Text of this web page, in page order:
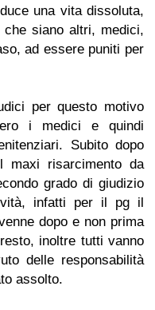
una vita dissoluta,
che siano altri, medici,
ad essere puniti per
per questo motivo
i medici e quindi
Subito dopo
risarcimento da
grado di giudizio
infatti per il pg il
dopo e non prima
inoltre tutti vanno
delle responsabilità
assolto.